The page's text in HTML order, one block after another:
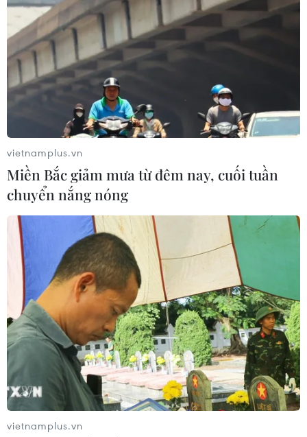
Bộ Giáo dục và Đào tạo công bố nguồn bài
giảng, học liệu số
10/09/2021 08:49
Nguồn tài nguyên này gồm một số bài giảng minh họa
cho lớp 1, một số bài giảng minh hoạ cho lớp 2 và các
tài liệu, video hướng dẫn dạy và học trực tuyến.
vietnamplus.vn
Miền Bắc giảm mưa từ đêm nay, cuối tuần
chuyển nắng nóng
vietnamplus.vn